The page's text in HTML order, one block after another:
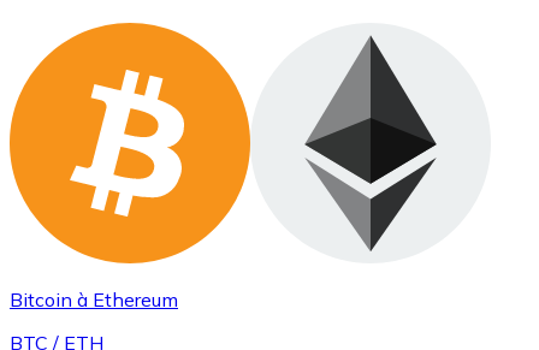
Bitcoin à Ethereum
BTC / ETH